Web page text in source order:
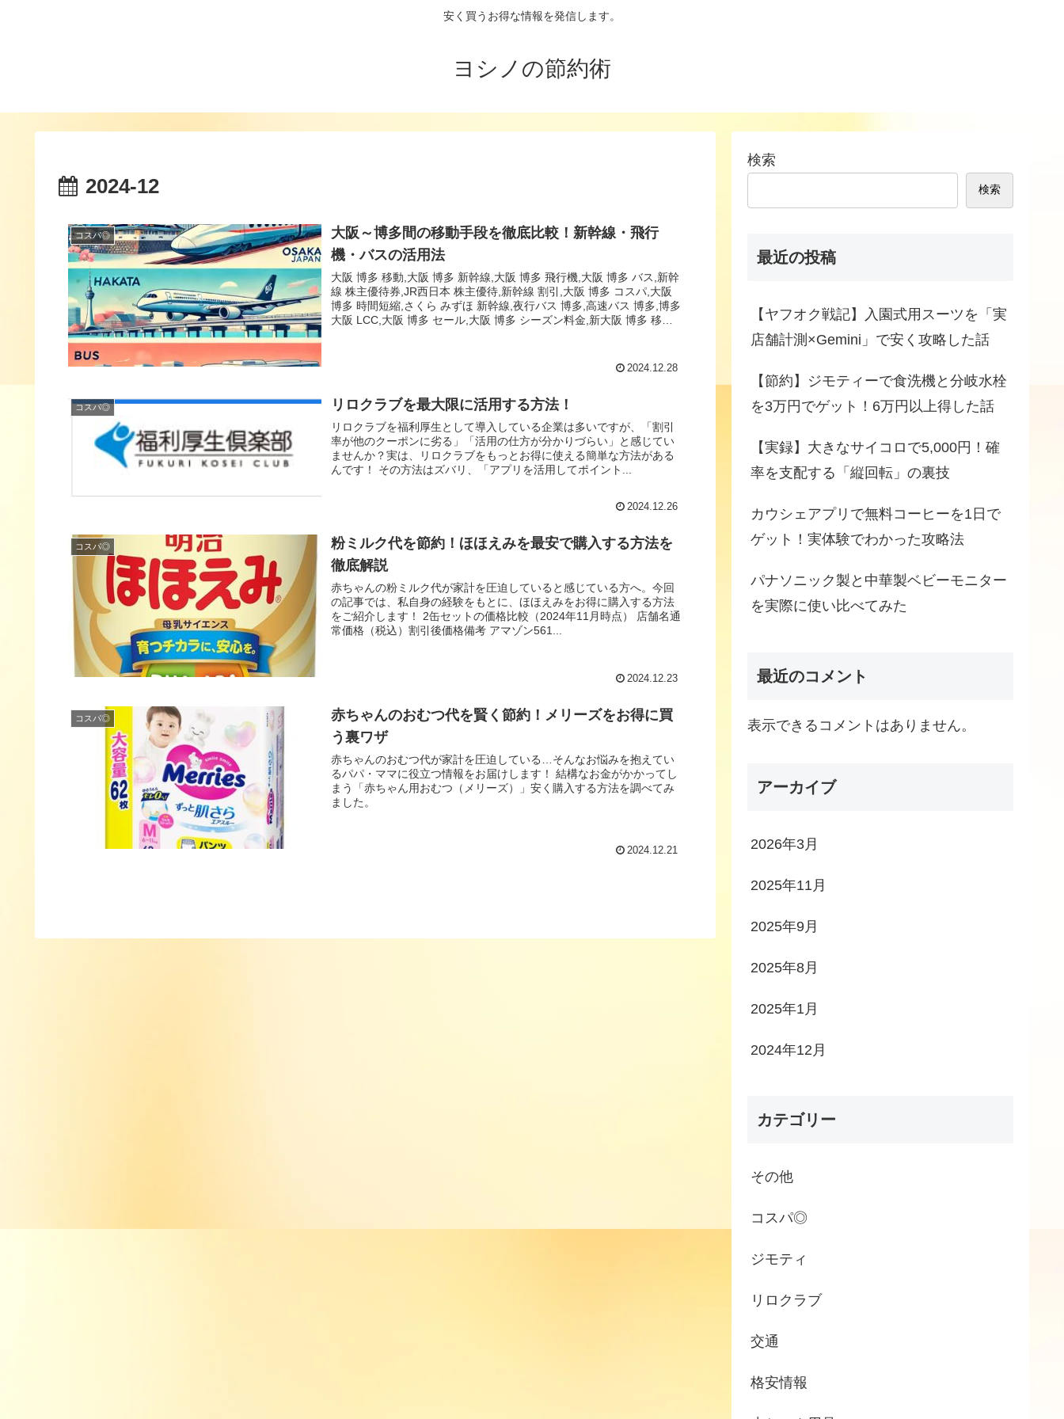
安く買うお得な情報を発信します。
ヨシノの節約術
2024-12
コスパ◎
大阪～博多間の移動手段を徹底比較！新幹線・飛行
機・バスの活用法
大阪 博多 移動,大阪 博多 新幹線,大阪 博多 飛行機,大阪 博多 バス,新幹
線 株主優待券,JR西日本 株主優待,新幹線 割引,大阪 博多 コスパ,大阪
博多 時間短縮,さくら みずほ 新幹線,夜行バス 博多,高速バス 博多,博多
大阪 LCC,大阪 博多 セール,大阪 博多 シーズン料金,新大阪 博多 移動
2024.12.28
コスパ◎ リロクラブを最大限に活用する方法！
リロクラブを福利厚生として導入している企業は多いですが、「割引
率が他のクーポンに劣る」「活用の仕方が分かりづらい」と感じてい
ませんか？実は、リロクラブをもっとお得に使える簡単な方法がある
んです！ その方法はズバリ、「アプリを活用してポイント...
2024.12.26
コスパ◎
粉ミルク代を節約！ほほえみを最安で購入する方法を
徹底解説
赤ちゃんの粉ミルク代が家計を圧迫していると感じている方へ。今回
の記事では、私自身の経験をもとに、ほほえみをお得に購入する方法
をご紹介します！ 2缶セットの価格比較（2024年11月時点） 店舗名通
常価格（税込）割引後価格備考 アマゾン561...
2024.12.23
コスパ◎
赤ちゃんのおむつ代を賢く節約！メリーズをお得に買
う裏ワザ
赤ちゃんのおむつ代が家計を圧迫している…そんなお悩みを抱えてい
るパパ・ママに役立つ情報をお届けします！ 結構なお金がかかってし
まう「赤ちゃん用おむつ（メリーズ）」安く購入する方法を調べてみ
ました。
2024.12.21
検索
検索
最近の投稿
【ヤフオク戦記】入園式用スーツを「実
店舗計測×Gemini」で安く攻略した話
【節約】ジモティーで食洗機と分岐水栓
を3万円でゲット！6万円以上得した話
【実録】大きなサイコロで5,000円！確
率を支配する「縦回転」の裏技
カウシェアプリで無料コーヒーを1日で
ゲット！実体験でわかった攻略法
パナソニック製と中華製ベビーモニター
を実際に使い比べてみた
最近のコメント
表示できるコメントはありません。
アーカイブ
2026年3月
2025年11月
2025年9月
2025年8月
2025年1月
2024年12月
カテゴリー
その他
コスパ◎
ジモティ
リロクラブ
交通
格安情報